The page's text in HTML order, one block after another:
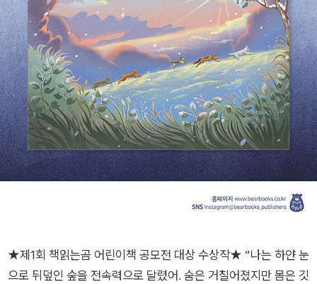
★제1회 책읽는곰 어린이책 공모전 대상 수상작★ “나는 하얀 눈
으로 뒤덮인 숲을 전속력으로 달렸어. 숨은 거칠어졌지만 몸은 깃